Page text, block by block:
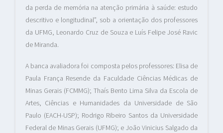
da perda de memória na atenção primária à saúde: estudo
descritivo e longitudinal”, sob a orientação dos professores
da UFMG, Leonardo Cruz de Souza e Luís Felipe José Ravic
de Miranda.
A banca avaliadora foi composta pelos professores: Elisa de
Paula França Resende da Faculdade Ciências Médicas de
Minas Gerais (FCMMG); Thaís Bento Lima Silva da Escola de
Artes, Ciências e Humanidades da Universidade de São
Paulo (EACH-USP); Rodrigo Ribeiro Santos da Universidade
Federal de Minas Gerais (UFMG); e João Vinicius Salgado da